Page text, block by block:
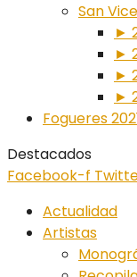
San
►
►
►
►
Fogueres
Destacados
Facebook-f
Actualidad
Artistas